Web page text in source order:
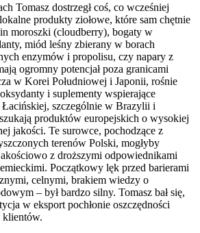
Tomasz dostrzegł coś, co wcześniej
produkty ziołowe, które sam chętnie
moroszki (cloudberry), bogaty w
miód leśny zbierany w borach
enzymów i propolisu, czy napary z
ogromny potencjał poza granicami
w Korei Południowej i Japonii, rośnie
i suplementy wspierające
szczególnie w Brazylii i
produktów europejskich o wysokiej
jakości. Te surowce, pochodzące z
terenów Polski, mogłyby
z droższymi odpowiednikami
Początkowy lęk przed barierami
celnymi, brakiem wiedzy o
– był bardzo silny. Tomasz bał się,
w eksport pochłonie oszczędności
klientów.